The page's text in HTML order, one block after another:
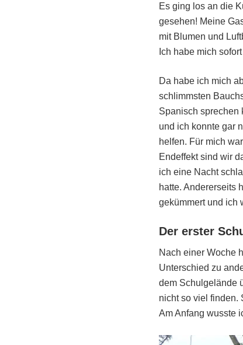
Es ging los an die
gesehen! Meine
mit Blumen und
Ich habe mich
Da habe ich mich
schlimmsten
Spanisch sprechen
und ich konnte gar
helfen. Für mich
Endeffekt sind wir
ich eine Nacht
hatte. Andererseits
gekümmert und ich
Der erster
Nach einer Woche
Unterschied zu
dem Schulgelände
nicht so viel finden.
Am Anfang wusste